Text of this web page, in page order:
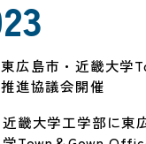
東広島市・近畿大学
推進協議会開催
近畿大学工学部に東